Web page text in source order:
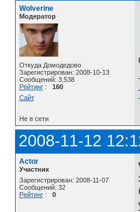
Wolverine
Модератор
Откуда Домодедово
Зарегистрирован: 2008-10-13
Сообщений: 3,538
Рейтинг: 160
Сайт
Не в сети
2008-11-12
Actor
Участник
Зарегистрирован: 2008-11-07
Сообщений: 32
Рейтинг: 0